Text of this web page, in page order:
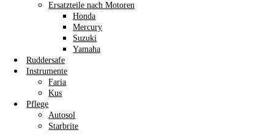
Ersatzteile nach Motoren
Honda
Mercury
Suzuki
Yamaha
Ruddersafe
Instrumente
Faria
Kus
Pflege
Autosol
Starbrite